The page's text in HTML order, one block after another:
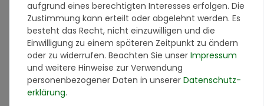
Vertrag widerrufen
Informationen
Lieferinformationen
Zahlungsarten
Versandarten & -kosten
aufgrund eines berechtigten Interesses erfolgen. Die
Zustimmung kann erteilt oder abgelehnt werden. Es
besteht das Recht, nicht einzuwilligen und die
Einwilligung zu einem späteren Zeitpunkt zu ändern
oder zu widerrufen. Beachten Sie unser Impressum
und weitere Hinweise zur Verwendung
personenbezogener Daten in unserer Daten­schutz­
erklärung.